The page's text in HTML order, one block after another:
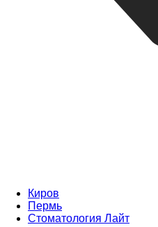
Киров
Пермь
Стоматология Лайт